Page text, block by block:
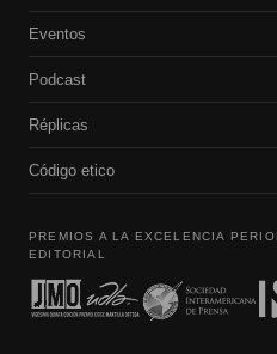
Eventos
Podcast
Réplicas
Código etico
PREMIOS A LA EXCELENCIA
EDITORIAL